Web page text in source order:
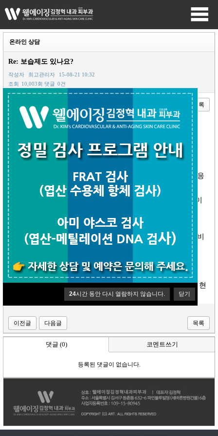
24시간 동안 다시 열람하지 않습니다. 닫기
온라인 상담
Re: 보습제도 있나요?
작성자 최고관리자
15-08-21 10:32
조회 10,003회 댓글 0건
이전글 다음글 목록
본문
현재 저희 병원에 피지오겔AI 라인중에 로션은 없으며,
크림은 비치해 놓고있습니다.
피지오겔AI 로션은 현재 공급처에 주문이 쉽지 않습니다.
아토피 피부염에 타겟으로 나온 제품중에 현재 고객들의 반응
이 좋은 제품은
헤라제품으로 유명한 태평양제약의 아토베리아 로션, 크림이
있습니다.
그리고 태반성분이나, 벌침 봉독성분이 함유된 동성제약의 비
즈톡스 제품이
꾸준하게 반응이 좋습니다.
제품에는 호불호가 개인마다 다르지만, 상기 제품의 반응이 현
재 가장 좋습니다.~~!!
이전글 다음글 목록
댓글 (0) 코멘트쓰기
등록된 댓글이 없습니다.